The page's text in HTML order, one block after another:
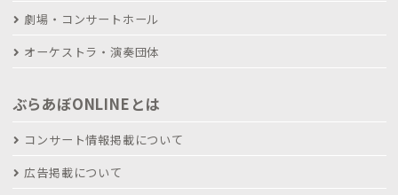
劇場・コンサートホール
オーケストラ・演奏団体
ぶらあぼONLINEとは
コンサート情報掲載について
広告掲載について